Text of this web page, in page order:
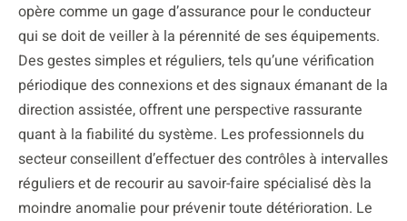
opère comme un gage d’assurance pour le conducteur
qui se doit de veiller à la pérennité de ses équipements.
Des gestes simples et réguliers, tels qu’une vérification
périodique des connexions et des signaux émanant de la
direction assistée, offrent une perspective rassurante
quant à la fiabilité du système. Les professionnels du
secteur conseillent d’effectuer des contrôles à intervalles
réguliers et de recourir au savoir-faire spécialisé dès la
moindre anomalie pour prévenir toute détérioration. Le